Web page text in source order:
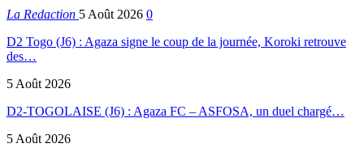
La Redaction 5 Août 2026 0
D2 Togo (J6) : Agaza signe le coup de la journée, Koroki retrouve
des…
5 Août 2026
D2-TOGOLAISE (J6) : Agaza FC – ASFOSA, un duel chargé…
5 Août 2026